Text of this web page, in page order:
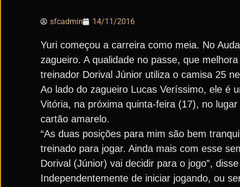
sfcadmin 14/11/2016
Yuri começou a carreira como meia. No
zagueiro. A qualidade no passe, que
treinador Dorival Júnior utiliza o camisa 25
Ao lado do zagueiro Lucas Veríssimo, ele é
Vitória, na próxima quinta-feira (17), no
cartão amarelo.
“As duas posições para mim são bem
treinado para jogar. Ainda mais com esse
Dorival (Júnior) vai decidir para o jogo”,
Independentemente de iniciar jogando, ou